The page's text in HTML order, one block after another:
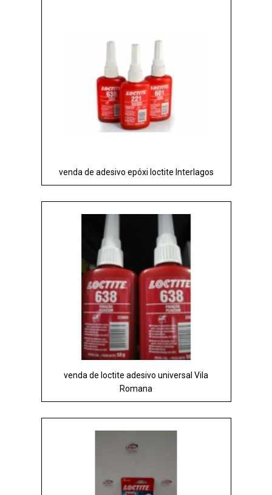
venda de adesivo epóxi loctite Interlagos
venda de loctite adesivo universal Vila
Romana